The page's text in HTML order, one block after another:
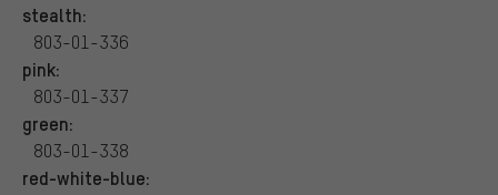
stealth:
803-01-336
pink:
803-01-337
green:
803-01-338
red-white-blue: